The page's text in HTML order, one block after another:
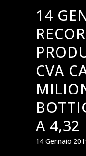
14
CVA
A 4,32
14 Gennaio